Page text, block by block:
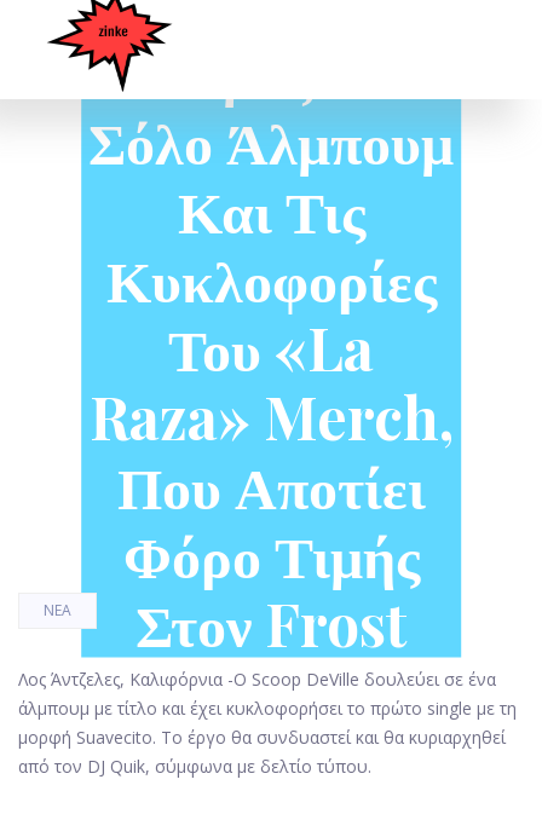
Ετοιμάζει Το
Σόλο Άλμπουμ
Και Τις
Κυκλοφορίες
Του «La
Raza» Merch,
Που Αποτίει
Φόρο Τιμής
Στον Frost
ΝΈΑ
Λος Άντζελες, Καλιφόρνια -Ο Scoop DeVille δουλεύει σε ένα
άλμπουμ με τίτλο και έχει κυκλοφορήσει το πρώτο single με τη
μορφή Suavecito. Το έργο θα συνδυαστεί και θα κυριαρχηθεί
από τον DJ Quik, σύμφωνα με δελτίο τύπου.